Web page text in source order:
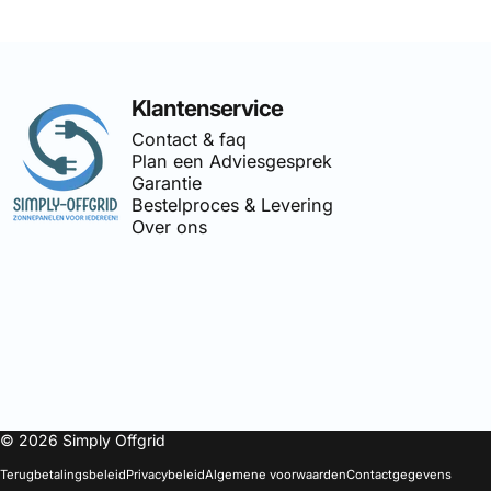
Simply Offgrid Klantenservice
Contact & faq
Plan een Adviesgesprek
Garantie
Bestelproces & Levering
Over ons
© 2026 Simply Offgrid
TerugbetalingsbeleidPrivacybeleidAlgemene voorwaardenContactgegevens